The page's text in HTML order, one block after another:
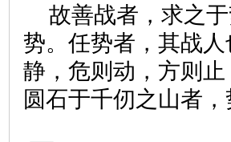
故善战者，求之
势。任势者，其战
静，危则动，方则
圆石于千仞之山者，